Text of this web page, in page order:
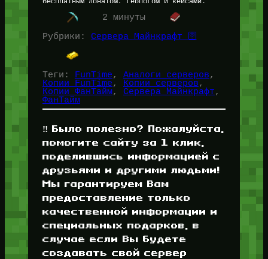
бесплатным донатом, герцогом и кейсами.
Игроки уходят на копии ФанТайма…
2 минуты
Рубрики: Сервера Майнкрафт 🛜
Теги: FunTime, Аналоги серверов
Копии FunTime, Копии серверов
Копии ФанТайм, Сервера Майнкрафт
ФанТайм
‼️ Было полезно? Пожалуйста,
помогите сайту за 1 клик,
поделившись информацией с
друзьями и другими людьми!
Мы гарантируем Вам
предоставление только
качественной информации и
специальных подарков, в
случае если Вы будете
создавать свой сервер